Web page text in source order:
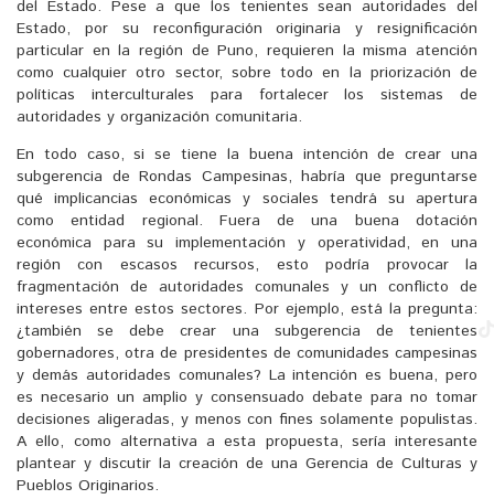
del Estado. Pese a que los tenientes sean autoridades del
Estado, por su reconfiguración originaria y resignificación
particular en la región de Puno, requieren la misma atención
como cualquier otro sector, sobre todo en la priorización de
políticas interculturales para fortalecer los sistemas de
autoridades y organización comunitaria.
En todo caso, si se tiene la buena intención de crear una
subgerencia de Rondas Campesinas, habría que preguntarse
qué implicancias económicas y sociales tendrá su apertura
como entidad regional. Fuera de una buena dotación
económica para su implementación y operatividad, en una
región con escasos recursos, esto podría provocar la
fragmentación de autoridades comunales y un conflicto de
intereses entre estos sectores. Por ejemplo, está la pregunta:
¿también se debe crear una subgerencia de tenientes
gobernadores, otra de presidentes de comunidades campesinas
y demás autoridades comunales? La intención es buena, pero
es necesario un amplio y consensuado debate para no tomar
decisiones aligeradas, y menos con fines solamente populistas.
A ello, como alternativa a esta propuesta, sería interesante
plantear y discutir la creación de una Gerencia de Culturas y
Pueblos Originarios.